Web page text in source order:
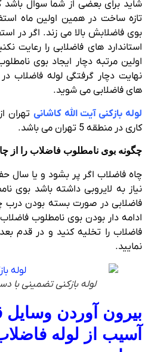
شاید برای بعضی از شما سوال باشد
تازه ساخت در همین اولین ماه
بوی فاضلابش بالا می زند. اگر در
استاندارد های فاضلابی را رعایت
اولین مرتبه دچار ایجاد بوی
نهایت دچار گرفتگی لوله فاضلاب
های فاضلابی می شوید.
لوله بازکنی آیت الله کاشانیتهران از
کاری در منطقه 5 تهران می باشد.
چگونه بوی نامطلوب فاضلاب را از چاه
چاه فاضلاب اگر پر بشود و یا سال حفر
نیاز به لایروبی داشته باشد بوی
فاضلابی در صورت بسته بودن درب
ادامه دار بودن بوی نامطلوب فاضلاب
فاضلاب را تخلیه کنید و در قدم
نمایید.
لوله بازکنی تضمینی با
بیرون آوردن وسایل
آسیب از لوله